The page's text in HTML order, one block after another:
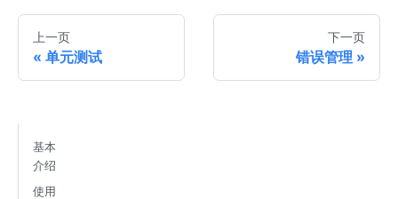
上一页
单元测试
下一页
错误管理
基本
介绍
使用